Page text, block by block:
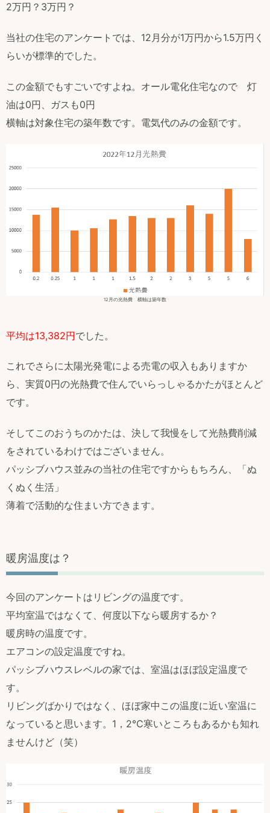
2万円？3万円？
当社の住宅のアンケートでは、12月分が1万円から1.5万円く
らいが標準的でした。
この金額でもすごいですよね。オール電化住宅なので 灯
油は0円、ガスも0円
横軸は対象住宅の築年数です。電気代のみの金額です。
12月の光熱費 横軸は築年数
平均は13,382円でした。
これでさらに太陽光発電による売電の収入もありますか
ら、実質0円の光熱費で住んでいらっしゃるかたがほとんど
です。
そしてこのおうちのかたは、決して我慢をして光熱費削減
をされているわけではございません。
パッシブハウス並みの当社の住宅ですからもちろん、「ぬ
くぬく生活」
薄着で活動的な住まい方できます。
暖房温度は？
今回のアンケートはリビングの温度です。
平均室温ではなくて、何度以下なら暖房するか？
暖房時の温度です。
エアコンの設定温度ですね。
パッシブハウスレベルの家では、室温はほぼ設定温度で
す。
リビングばかりではなく、ほぼ家中この温度に近い室温に
なっていると思います。1，2℃寒いところもあるかも知れ
ませんけど（笑）